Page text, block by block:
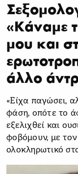
«Κάναμε
μου και
άλλο
«Είχα παγώσει,
φάση, οπότε το
εξελιχθεί και
φοβόμουν, με
ολοκληρωτικό